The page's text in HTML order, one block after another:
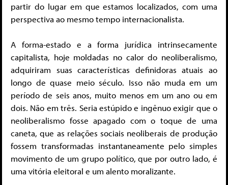
partir do lugar em que estamos localizados, com uma
perspectiva ao mesmo tempo internacionalista.
A forma-estado e a forma jurídica intrinsecamente
capitalista, hoje moldadas no calor do neoliberalismo,
adquiriram suas características definidoras atuais ao
longo de quase meio século. Isso não muda em um
período de seis anos, muito menos em um ano ou em
dois. Não em três. Seria estúpido e ingênuo exigir que o
neoliberalismo fosse apagado com o toque de uma
caneta, que as relações sociais neoliberais de produção
fossem transformadas instantaneamente pelo simples
movimento de um grupo político, que por outro lado, é
uma vitória eleitoral e um alento moralizante.